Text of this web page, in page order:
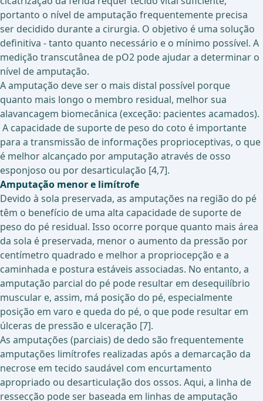
portanto o nível de amputação frequentemente precisa
ser decidido durante a cirurgia. O objetivo é uma solução
definitiva - tanto quanto necessário e o mínimo possível. A
medição transcutânea de pO2 pode ajudar a determinar o
nível de amputação.
A amputação deve ser o mais distal possível porque
quanto mais longo o membro residual, melhor sua
alavancagem biomecânica (exceção: pacientes acamados).
A capacidade de suporte de peso do coto é importante
para a transmissão de informações proprioceptivas, o que
é melhor alcançado por amputação através de osso
esponjoso ou por desarticulação [4,7].
Amputação menor e limítrofe
Devido à sola preservada, as amputações na região do pé
têm o benefício de uma alta capacidade de suporte de
peso do pé residual. Isso ocorre porque quanto mais área
da sola é preservada, menor o aumento da pressão por
centímetro quadrado e melhor a propriocepção e a
caminhada e postura estáveis associadas. No entanto, a
amputação parcial do pé pode resultar em desequilíbrio
muscular e, assim, má posição do pé, especialmente
posição em varo e queda do pé, o que pode resultar em
úlceras de pressão e ulceração [7].
As amputações (parciais) de dedo são frequentemente
amputações limítrofes realizadas após a demarcação da
necrose em tecido saudável com encurtamento
apropriado ou desarticulação dos ossos. Aqui, a linha de
ressecção pode ser baseada em linhas de amputação